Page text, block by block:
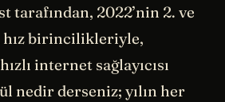
tarafından, 2022’nin 2. ve
hız birincilikleriyle,
internet sağlayıcısı
nedir derseniz; yılın her